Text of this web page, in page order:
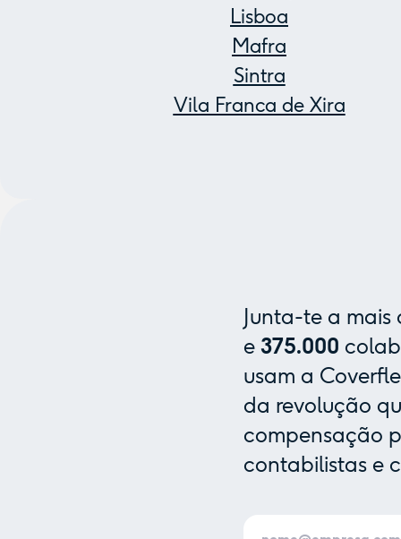
Lisboa
Mafra
Sintra
Vila Franca de Xira
Junta-te a
e 375.000
usam a
da revolução
compensação
contabilistas e